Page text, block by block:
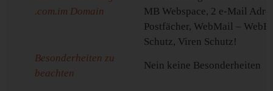
.com.im Domain
MB Webspace, 2 e-Mail
Postfächer, WebMail –
Schutz, Viren Schutz!
Besonderheiten zu
beachten
Nein keine Besonderheiten